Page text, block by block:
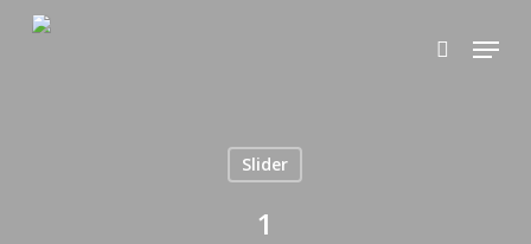
search
Menu
Slider
1